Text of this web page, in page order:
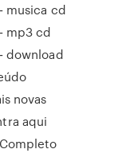
musica cd
mp3 cd
download
novas
aqui